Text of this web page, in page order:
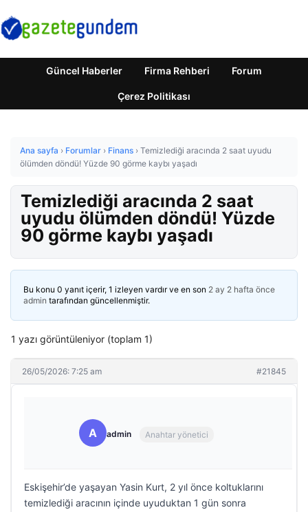
Güncel Haberler Firma Rehberi Forum
Çerez Politikası
Ana sayfa › Forumlar › Finans › Temizlediği aracında 2 saat uyudu
ölümden döndü! Yüzde 90 görme kaybı yaşadı
Temizlediği aracında 2 saat
uyudu ölümden döndü! Yüzde
90 görme kaybı yaşadı
Bu konu 0 yanıt içerir, 1 izleyen vardır ve en son 2 ay 2 hafta önce
admin tarafından güncellenmiştir.
1 yazı görüntüleniyor (toplam 1)
26/05/2026: 7:25 am #21845
A admin Anahtar yönetici
Eskişehir’de yaşayan Yasin Kurt, 2 yıl önce koltuklarını
temizlediği aracının içinde uyuduktan 1 gün sonra